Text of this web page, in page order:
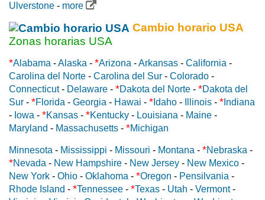
Ulverstone - more
Cambio horario USA
Zonas horarias USA
*Alabama -Alaska - *Arizona -Arkansas - California -
Carolina del Norte - Carolina del Sur - Colorado -
Connecticut- Delaware - *Dakota del Norte - *Dakota del
Sur - *Florida - Georgia - Hawai - * Idaho - Illinois - * Indiana
- Iowa - *Kansas - *Kentucky - Louisiana - Maine -
Maryland - Massachusetts - *Michigan
Minnesota - Mississippi - Missouri - Montana - *Nebraska -
*Nevada - New Hampshire - New Jersey - New Mexico -
New York - Ohio - Oklahoma - *Oregon - Pensilvania -
Rhode Island - *Tennessee - *Texas - Utah - Vermont-